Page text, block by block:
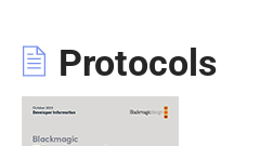
Protocols